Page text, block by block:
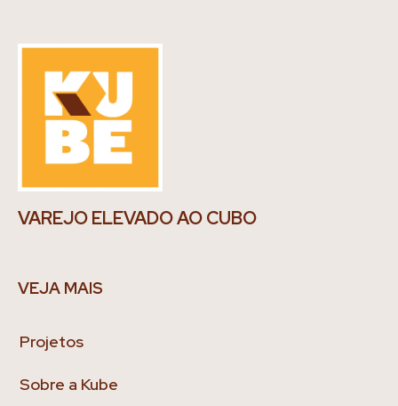
VAREJO ELEVADO AO CUBO
VEJA MAIS
Projetos
Sobre a Kube